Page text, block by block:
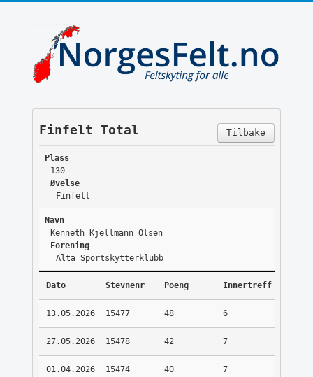
Tilbake
Finfelt Total
Plass
130
Øvelse
Finfelt
Navn
Kenneth Kjellmann Olsen
Forening
Alta Sportskytterklubb
Dato Stevnenr Poeng Innertreff
13.05.2026 15477 48 6
27.05.2026 15478 42 7
01.04.2026 15474 40 7